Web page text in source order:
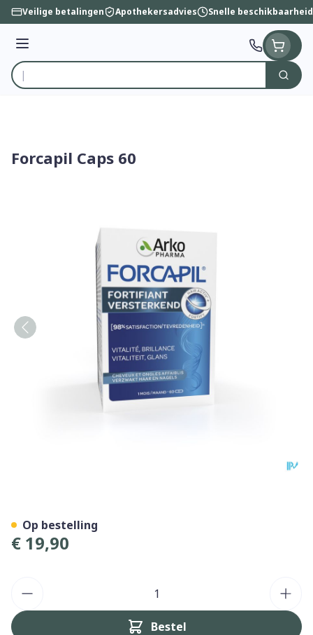
Ga naar de inhoud
Veilige betalingen Apothekersadvies Snelle beschikbaarheid
Menu
Product, merk, categorie...
Zoek
Forcapil Caps 60
€ 19,90
Bestel
Op bestelling